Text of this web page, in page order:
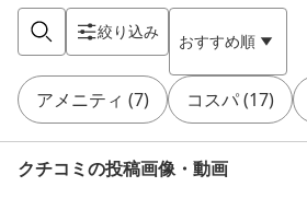
絞り込み おすすめ順
アメニティ (7) コスパ(17)
クチコミの投稿画像・動画